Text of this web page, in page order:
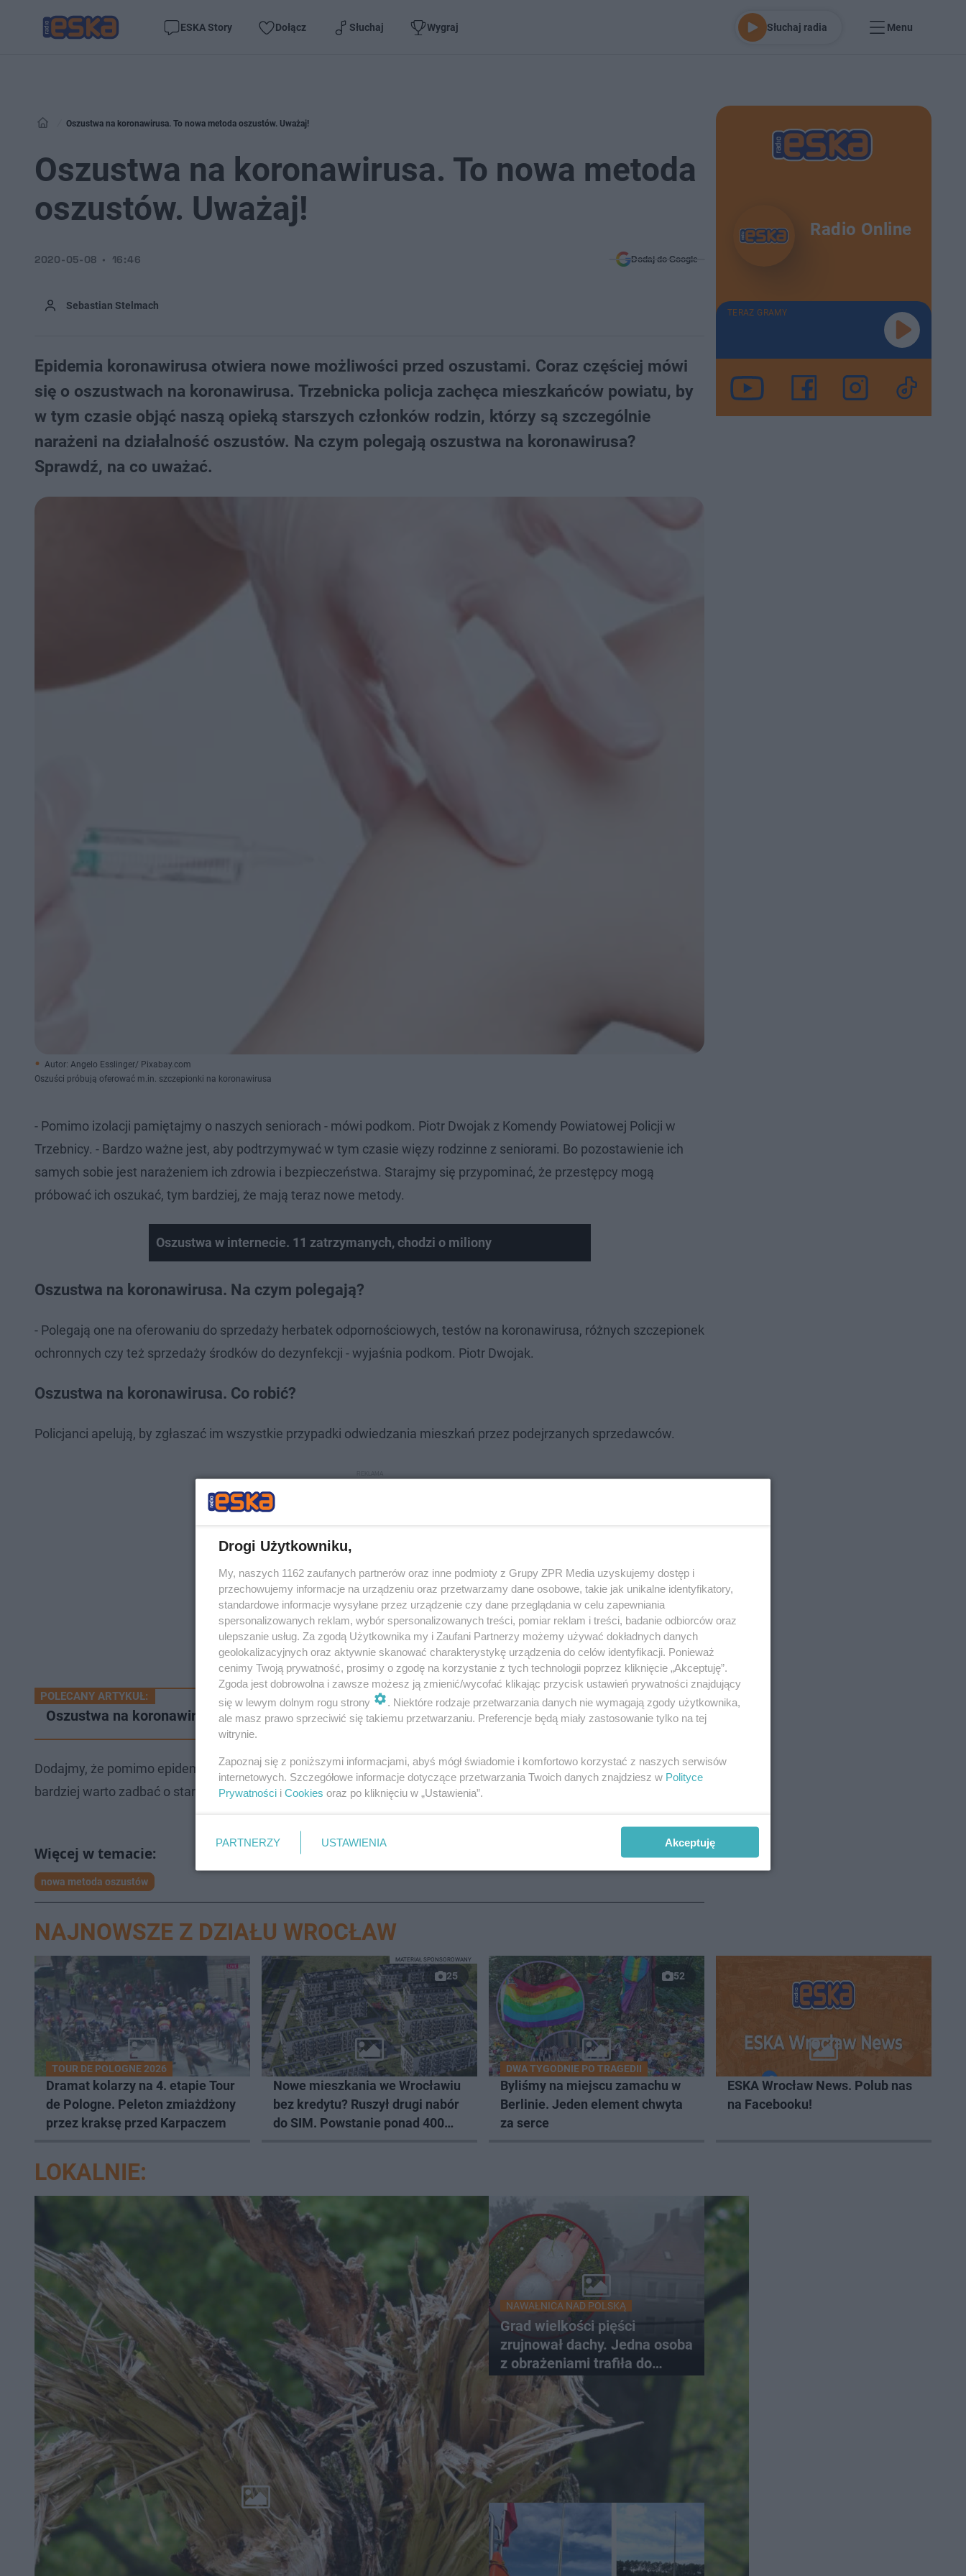
ESKA Story Dołącz Słuchaj Wygraj Słuchaj radia Menu
Oszustwa na koronawirusa. To nowa metoda oszustów. Uważaj!
Oszustwa na koronawirusa. To nowa metoda
oszustów. Uważaj!
Sebastian Stelmach
2020-05-08 16:46 Dodaj do Google
Epidemia koronawirusa otwiera nowe możliwości przed oszustami. Coraz częściej mówi
się o oszustwach na koronawirusa. Trzebnicka policja zachęca mieszkańców powiatu, by
w tym czasie objąć naszą opieką starszych członków rodzin, którzy są szczególnie
narażeni na działalność oszustów. Na czym polegają oszustwa na koronawirusa?
Sprawdź, na co uważać.
Autor: Angelo Esslinger/ Pixabay.com
Oszuści próbują oferować m.in. szczepionki na koronawirusa
- Pomimo izolacji pamiętajmy o naszych seniorach - mówi podkom. Piotr Dwojak z Komendy Powiatowej Policji w
Trzebnicy. - Bardzo ważne jest, aby podtrzymywać w tym czasie więzy rodzinne z seniorami. Bo pozostawienie ich
samych sobie jest narażeniem ich zdrowia i bezpieczeństwa. Starajmy się przypominać, że przestępcy mogą
próbować ich oszukać, tym bardziej, że mają teraz nowe metody.
Oszustwa w internecie. 11 zatrzymanych, chodzi o miliony
Oszustwa na koronawirusa. Na czym polegają?
- Polegają one na oferowaniu do sprzedaży herbatek odpornościowych, testów na koronawirusa, różnych szczepionek
ochronnych czy też sprzedaży środków do dezynfekcji - wyjaśnia podkom. Piotr Dwojak.
Oszustwa na koronawirusa. Co robić?
Policjanci apelują, by zgłaszać im wszystkie przypadki odwiedzania mieszkań przez podejrzanych sprzedawców.
POLECANY ARTYKUŁ:
Oszustwa na koronawirusie. Chcą zarobić na panice
Dodajmy, że pomimo epidemii policjanci nadal otrzymują sygnały o próbach oszustw metodą na wnuczka. Tym
bardziej warto zadbać o starszych członków rodziny czy naszych sąsiadów.
nowa metoda oszustów
Radio Online
TERAZ GRAMY
NAJNOWSZE Z DZIAŁU WROCŁAW
TOUR DE POLOGNE 2026
Dramat kolarzy na 4. etapie Tour
de Pologne. Peleton zmiażdżony
przez kraksę przed Karpaczem
25
Nowe mieszkania we Wrocławiu
bez kredytu? Ruszył drugi nabór
do SIM. Powstanie ponad 400
MATERIAŁ SPONSOROWANY
52
DWA TYGODNIE PO TRAGEDII
Byliśmy na miejscu zamachu w
Berlinie. Jeden element chwyta
za serce
ESKA Wrocław News. Polub nas
na Facebooku!
LOKALNIE:
NAWAŁNICA NAD POLSKĄ
Grad wielkości pięści
zrujnował dachy. Jedna osoba
z obrażeniami trafiła do
szpitala
Drogi Użytkowniku,
My, naszych 1162 zaufanych partnerów oraz inne podmioty z Grupy ZPR Media uzyskujemy dostęp i
przechowujemy informacje na urządzeniu oraz przetwarzamy dane osobowe, takie jak unikalne identyfikatory,
standardowe informacje wysyłane przez urządzenie czy dane przeglądania w celu zapewniania
spersonalizowanych reklam, wybór spersonalizowanych treści, pomiar reklam i treści, badanie odbiorców oraz
ulepszanie usług. Za zgodą Użytkownika my i Zaufani Partnerzy możemy używać dokładnych danych
geolokalizacyjnych oraz aktywnie skanować charakterystykę urządzenia do celów identyfikacji. Ponieważ
cenimy Twoją prywatność, prosimy o zgodę na korzystanie z tych technologii poprzez kliknięcie „Akceptuję”.
Zgoda jest dobrowolna i zawsze możesz ją zmienić/wycofać klikając przycisk ustawień prywatności znajdujący
się w lewym dolnym rogu strony
. Niektóre rodzaje przetwarzania danych nie wymagają zgody użytkownika,
ale masz prawo sprzeciwić się takiemu przetwarzaniu. Preferencje będą miały zastosowanie tylko na tej
witrynie.
Zapoznaj się z poniższymi informacjami, abyś mógł świadomie i komfortowo korzystać z naszych serwisów
internetowych. Szczegółowe informacje dotyczące przetwarzania Twoich danych znajdziesz w Polityce
Prywatności i Cookies oraz po kliknięciu w „Ustawienia”.
PARTNERZY USTAWIENIA Akceptuję